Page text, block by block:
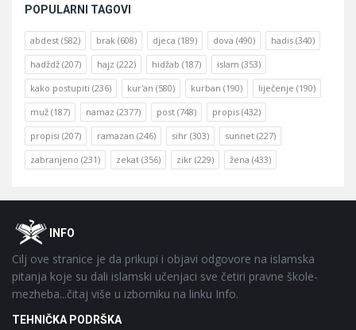
POPULARNI TAGOVI
abdest (582) brak (608) djeca (189) dova (490) hadis (340)
hadždž (207) hajz (222) hidžab (187) islam (353)
kako postupiti (236) kur'an (580) kurban (190) liječenje (190)
muž (187) namaz (2377) post (748) propis (432)
propisi (207) ramazan (246) sihr (303) sunnet (227)
zabranjeno (231) zekat (356) zikr (229) žena (433)
FooterOINFO
Cilj ove stranice je da prikupi i objavi odgovore na islamska
pitanja koje su dali islamski učenjaci sve četiri pravne škole-
mezheba...čitaj više u izborniku na linku Info.
TEHNIČKA PODRŠKA